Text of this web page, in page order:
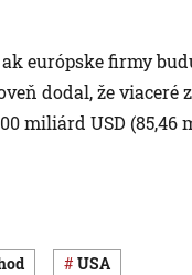
európske firmy
dodal, že viaceré
miliárd USD (85,46
USA